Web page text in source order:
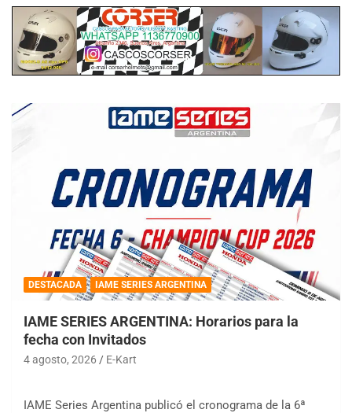
DESTACADA IAME SERIES ARGENTINA
IAME SERIES ARGENTINA: Horarios para la
fecha con Invitados
4 agosto, 2026 E-Kart
IAME Series Argentina publicó el cronograma de la 6ª